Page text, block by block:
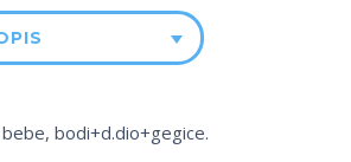
bodi+d.dio+gegice.